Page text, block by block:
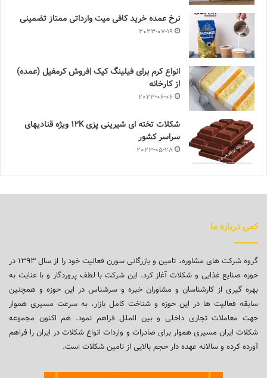
نرخ عمده خرید کافی میت وارداتی ممتاز تضمینی
2023-07-19
انواع کرم برای فیلینگ کیک |فروش کرمفیل (عمده)
از کارخانه
2023-06-06
شکلات تخته ای شیرینی پزی 12K ویژه قنادیهای
سراسر کشور
2023-05-28
کمی درباره ما
گروه شرکت های مشاوره، تامین و بازرگانی سورن فعالیت خود را از سال ۱۳۹۳ در
حوزه صنایع غذایی و شکلات آغاز کرد. این شرکت با لطف پروردگار و با عنایت به
بهره گیری از کارشناسان و مشاوران خبره و سرشناس در این حوزه و همچنین
سابقه فعالیت ها در این حوزه و شناخت کامل بازار، به سرعت مسیری هموار
جهت معاملات تجاری داخلی و بین الملل فراهم نمود. هم اکنون مجموعه
شکلات ایران مسیری هموار برای صادرات و واردات انواع شکلات در ایران را فراهم
آورده کرده و سالانه عهده دار حجم بالایی از تامین شکلات است.